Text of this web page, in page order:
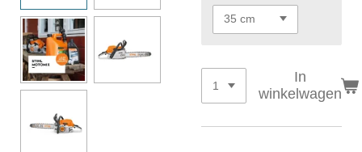
In
winkelwagen